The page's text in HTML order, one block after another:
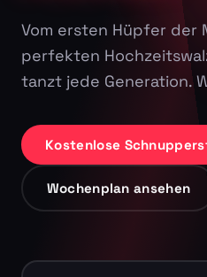
Vom ersten Hüpfer der
perfekten
tanzt jede Generation.
Kostenlose
Wochenplan ansehen